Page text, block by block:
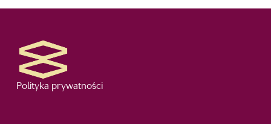
Polityka prywatności